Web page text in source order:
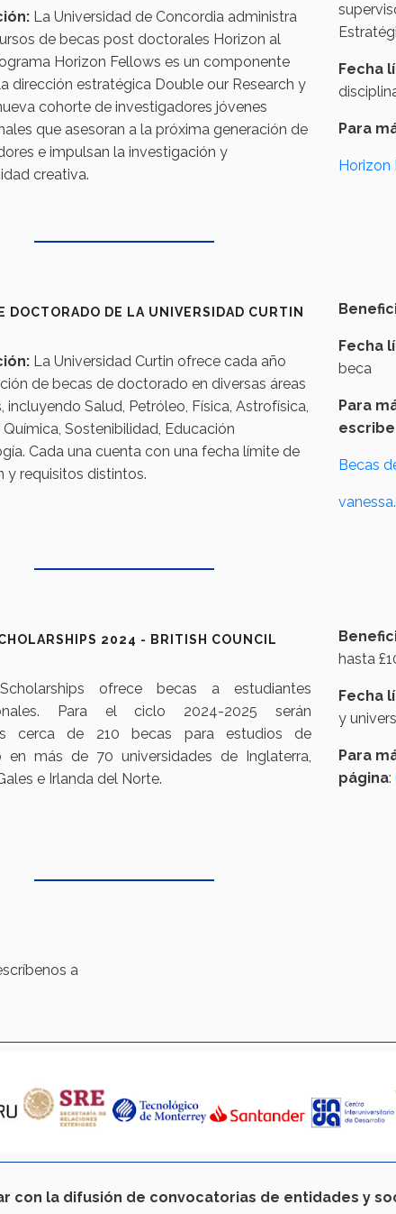
La Universidad de Concordia administra
de becas post doctorales Horizon al
Horizon Fellows es un componente
dirección estratégica Double our Research y
cohorte de investigadores jóvenes
que asesoran a la próxima generación de
e impulsan la investigación y
creativa.
Fecha
Para
DOCTORADO DE LA UNIVERSIDAD CURTIN
La Universidad Curtin ofrece cada año
de becas de doctorado en diversas áreas
incluyendo Salud, Petróleo, Física, Astrofísica,
Química, Sostenibilidad, Educación
Cada una cuenta con una fecha límite de
y requisitos distintos.
Fecha
beca
Para
Becas
2024 - BRITISH COUNCIL
ofrece becas a estudiantes
Para el ciclo 2024-2025 serán
cerca de 210 becas para estudios de
en más de 70 universidades de Inglaterra,
e Irlanda del Norte.
hasta
Fecha
y
Para
página:
a
la difusión de convocatorias de entidades y